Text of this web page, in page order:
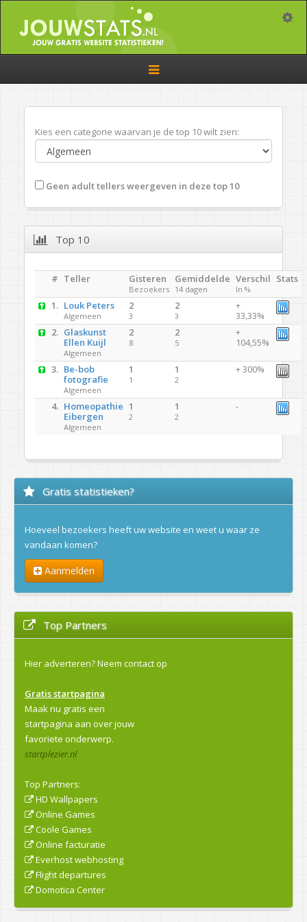
Toggle
navigation
Kies een categorie waarvan je de top 10 wilt zien:
Geen adult tellers weergeven in deze top 10
Top 10
# Teller Gisteren
Bezoekers
Gemiddelde
14 dagen
Verschil
In %
Stats
1. Louk Peters
Algemeen
2
3
2
3
+
33,33%
2. Glaskunst
Ellen Kuijl
Algemeen
2
8
2
5
+
104,55%
3. Be-bob
fotografie
Algemeen
1
1
1
2
+ 300%
4. Homeopathie
Eibergen
Algemeen
1
2
1
2
-
Gratis statistieken?
Hoeveel bezoekers heeft uw website en weet u waar ze
vandaan komen?
Aanmelden
Top Partners
Hier adverteren?Neem contact op
Gratis startpagina
Maak nu gratis een
startpagina aan over jouw
favoriete onderwerp.
startplezier.nl
Top Partners:
HD Wallpapers
Online Games
Coole Games
Online facturatie
Everhost webhosting
Flight departures
Domotica Center